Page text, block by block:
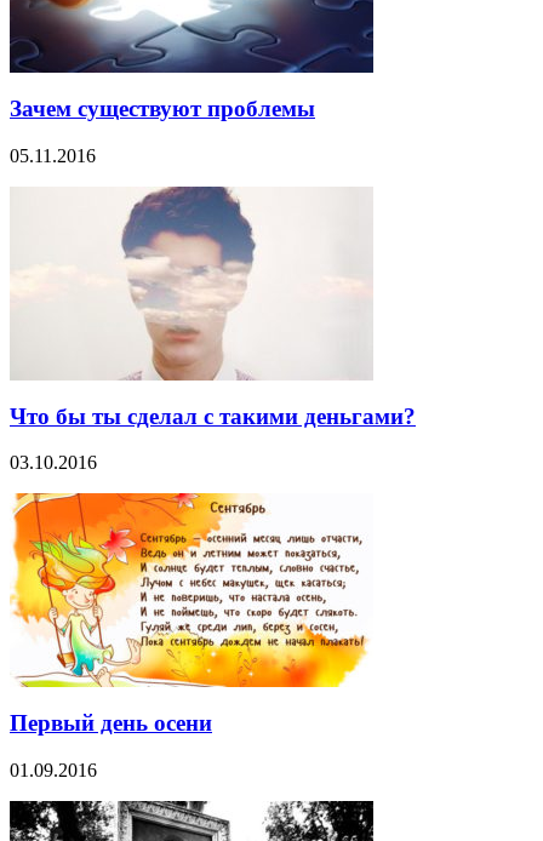
Зачем существуют проблемы
05.11.2016
Что бы ты сделал с такими деньгами?
03.10.2016
Первый день осени
01.09.2016